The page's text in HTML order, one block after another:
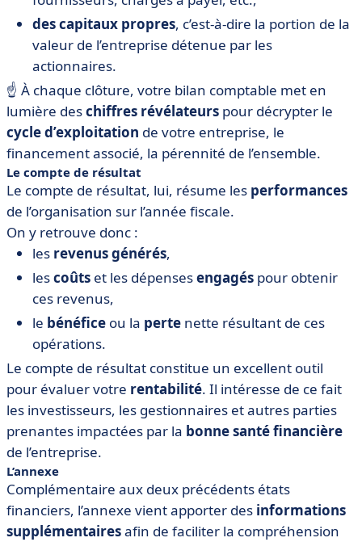
des capitaux propres, c’est-à-dire la portion de la
valeur de l’entreprise détenue par les
actionnaires.
☝️ À chaque clôture, votre bilan comptable met en
lumière deschiffres révélateurs pour décrypter le
cycle d’exploitation de votre entreprise, le
financement associé, la pérennité de l’ensemble.
Le compte de résultat
Le compte de résultat, lui, résume les performances
de l’organisation sur l’année fiscale.
On y retrouve donc :
les revenus générés,
lescoûts et les dépensesengagés pour obtenir
ces revenus,
le bénéfice ou la perte nette résultant de ces
opérations.
Le compte de résultat constitue un excellent outil
pour évaluer votre rentabilité. Il intéresse de ce fait
les investisseurs, les gestionnaires et autres parties
prenantes impactées par la bonne santé financière
de l’entreprise.
L’annexe
Complémentaire aux deux précédents états
financiers, l’annexe vient apporter des informations
supplémentairesafin de faciliter la compréhension